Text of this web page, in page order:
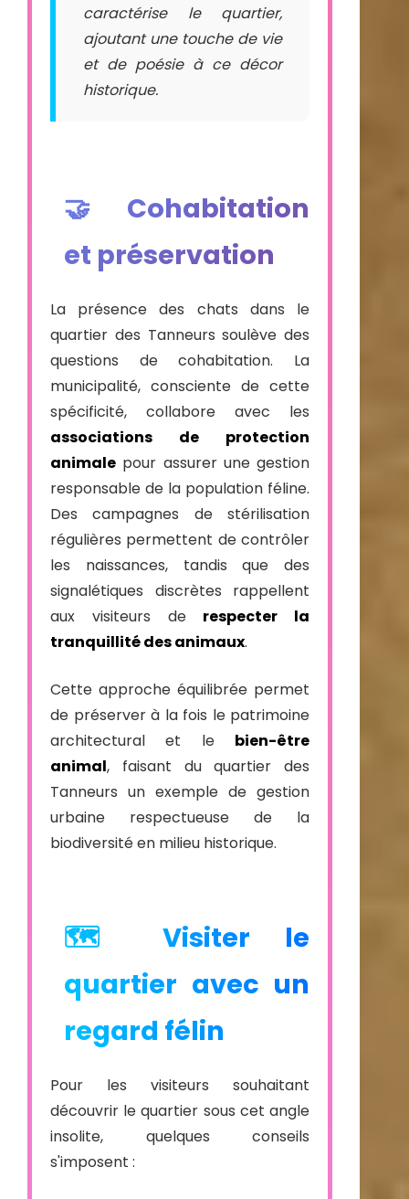
caractérise le quartier,
ajoutant une touche de vie
et de poésie à ce décor
historique.
🤝 Cohabitation
et préservation
La présence des chats dans le
quartier des Tanneurs soulève des
questions de cohabitation. La
municipalité, consciente de cette
spécificité, collabore avec les
associations de protection
animale pour assurer une gestion
responsable de la population féline.
Des campagnes de stérilisation
régulières permettent de contrôler
les naissances, tandis que des
signalétiques discrètes rappellent
aux visiteurs de respecter la
tranquillité des animaux.
Cette approche équilibrée permet
de préserver à la fois le patrimoine
architectural et le bien-être
animal, faisant du quartier des
Tanneurs un exemple de gestion
urbaine respectueuse de la
biodiversité en milieu historique.
🗺️ Visiter le
quartier avec un
regard félin
Pour les visiteurs souhaitant
découvrir le quartier sous cet angle
insolite, quelques conseils
s'imposent :